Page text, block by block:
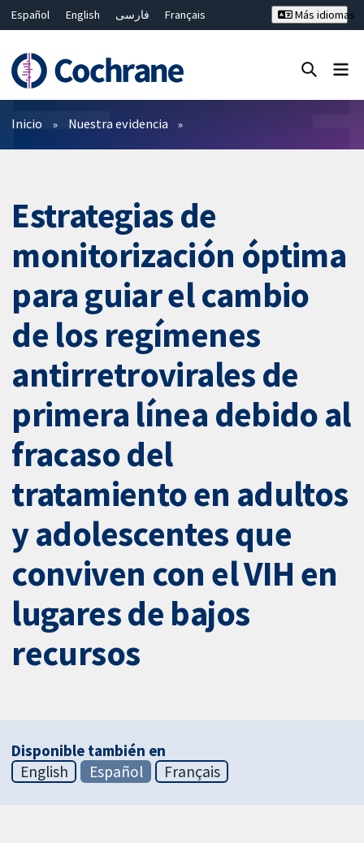
Español English فارسی
Français
Bahasa Malaysia
ไทย 繁體中文
Más idiomas
Filtros
Inicio Nuestra evidencia
Estrategias de
monitorización óptima
para guiar el cambio
de los regímenes
antirretrovirales de
primera línea debido al
fracaso del
tratamiento en adultos
y adolescentes que
conviven con el VIH en
lugares de bajos
recursos
Disponible también en
English
Español Français